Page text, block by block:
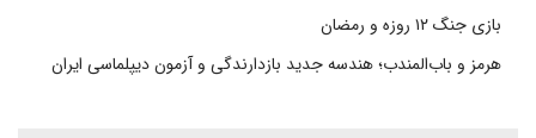
بازی جنگ ۱۲ روزه و رمضان
هرمز و باب‌المندب؛ هندسه جدید بازدارندگی و آزمون دیپلماسی ایران